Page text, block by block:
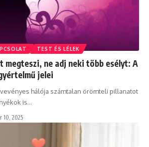
TEST ÉS LÉLEK
megteszi, ne adj neki több esélyt: A
jelei
hálója számtalan örömteli pillanatot
is…
10, 2025